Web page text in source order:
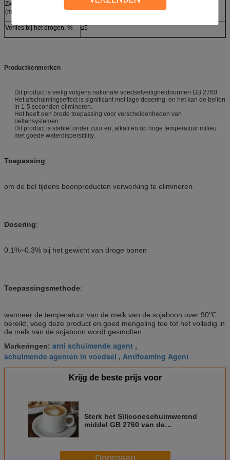
Zware metalen (als Pb)
(mg/kg)
≤30
Verlies bij het drogen, % ≤5
Productkenmerken
Dit product is veilig volgens nationale voedselveiligheidnormen GB 2760.
Het afschuimingseffect is significant met lage dosering, en het kan de bellen
in 1-5 seconden elimineren.
Het heeft een brede toepassing voor verscheidenheden van
bellensystemen.
Dit product is stabiel onder zuur en, alkali en op hoge temperatuur milieu
met goede waterdispersitility.
Toepassing:
om de bel tijdens boonproducten verwerking te elimineren.
Dosering:
0.1%~0.3% bij het gewicht van droge bonen
Toepassingsmethode:
wanneer de temperatuur van de melk van de sojaboon over 90℃
bereikt, voeg deze product en goed mengeling toe tot het volledig in
de melk van de sojaboon wordt gesmolten.
Markeringen: anti schuimende agent ,
schuimende agenten in voedsel , Antifoaming Agent
Krijg de beste prijs voor
Sterk het Siliconeschuimwerend
middel GB 2760 van de